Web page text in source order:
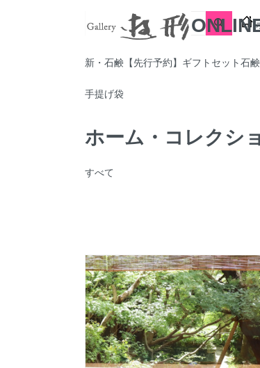
新・石鹸【先行予約】 ギフトセット石
手提げ袋
ホーム・コレクシ
すべて